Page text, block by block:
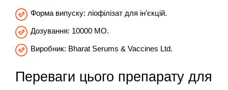
Форма випуску: ліофілізат для ін’єкцій.
Дозування: 10000 МО.
Виробник: Bharat Serums & Vaccines Ltd.
Переваги цього препарату для